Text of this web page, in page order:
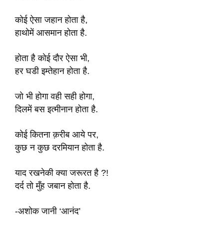
कोई ऐसा जहान होता है,
हाथोमें आसमान होता है.
होता है कोई दौर ऐसा भी,
हर घडी इम्तेहान होता है.
जो भी होगा वही सही होगा,
दिलमें बस इत्मीनान होता है.
कोई कितना क़रीब आये पर,
कुछ न कुछ दरमियान होता है.
याद रखनेकी क्या जरूरत है ?!
दर्द तो मुँह जबान होता है.
-अशोक जानी ‘आनंद’